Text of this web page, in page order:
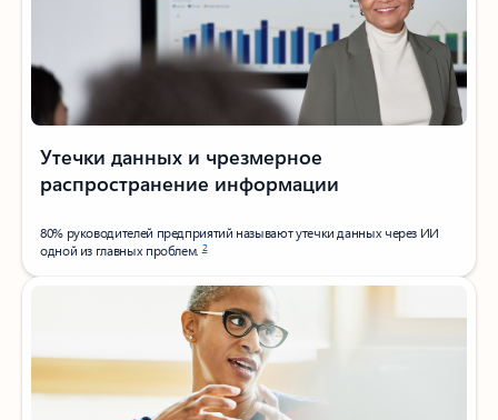
Утечки данных и чрезмерное
распространение информации
80% руководителей предприятий называют утечки данных через ИИ
одной из главных проблем.2